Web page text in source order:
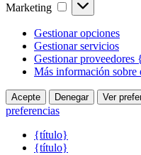
Marketing
Gestionar opciones
Gestionar servicios
Gestionar
Más información sobre
Acepte Denegar Ver
preferencias
{título}
{título}